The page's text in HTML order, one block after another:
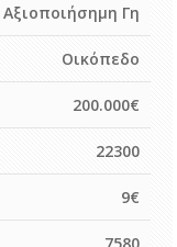
Αξιοποιήσημη Γη
Οικόπεδο
200.000€
22300
9€